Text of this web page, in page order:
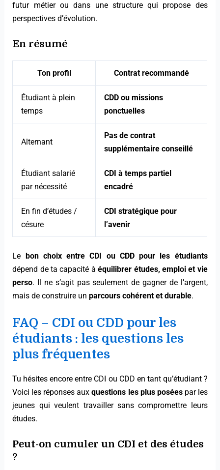
futur métier ou dans une structure qui propose des
perspectives d’évolution.
En résumé
Ton profil Contrat recommandé
Étudiant à plein
temps
CDD ou missions
ponctuelles
Alternant
Pas de contrat
supplémentaire conseillé
Étudiant salarié
par nécessité
CDI à temps partiel
encadré
En fin d’études /
césure
CDI stratégique pour
l’avenir
Le bon choix entre CDI ou CDD pour les étudiants
dépend de ta capacité àéquilibrer études, emploi et vie
perso. Il ne s’agit pas seulement de gagner de l’argent,
mais de construire unparcours cohérent et durable.
FAQ – CDI ou CDD pour les
étudiants : les questions les
plus fréquentes
Tu hésites encore entre CDI ou CDD en tant qu’étudiant ?
Voici les réponses auxquestions les plus poséespar les
jeunes qui veulent travailler sans compromettre leurs
études.
Peut-on cumuler un CDI et des études
?